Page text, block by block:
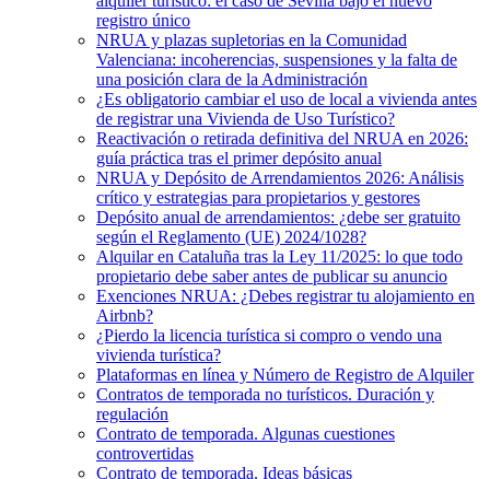
registro único
NRUA y plazas supletorias en la Comunidad
Valenciana: incoherencias, suspensiones y la falta de
una posición clara de la Administración
¿Es obligatorio cambiar el uso de local a vivienda antes
de registrar una Vivienda de Uso Turístico?
Reactivación o retirada definitiva del NRUA en 2026:
guía práctica tras el primer depósito anual
NRUA y Depósito de Arrendamientos 2026: Análisis
crítico y estrategias para propietarios y gestores
Depósito anual de arrendamientos: ¿debe ser gratuito
según el Reglamento (UE) 2024/1028?
Alquilar en Cataluña tras la Ley 11/2025: lo que todo
propietario debe saber antes de publicar su anuncio
Exenciones NRUA: ¿Debes registrar tu alojamiento en
Airbnb?
¿Pierdo la licencia turística si compro o vendo una
vivienda turística?
Plataformas en línea y Número de Registro de Alquiler
Contratos de temporada no turísticos. Duración y
regulación
Contrato de temporada. Algunas cuestiones
controvertidas
Contrato de temporada. Ideas básicas